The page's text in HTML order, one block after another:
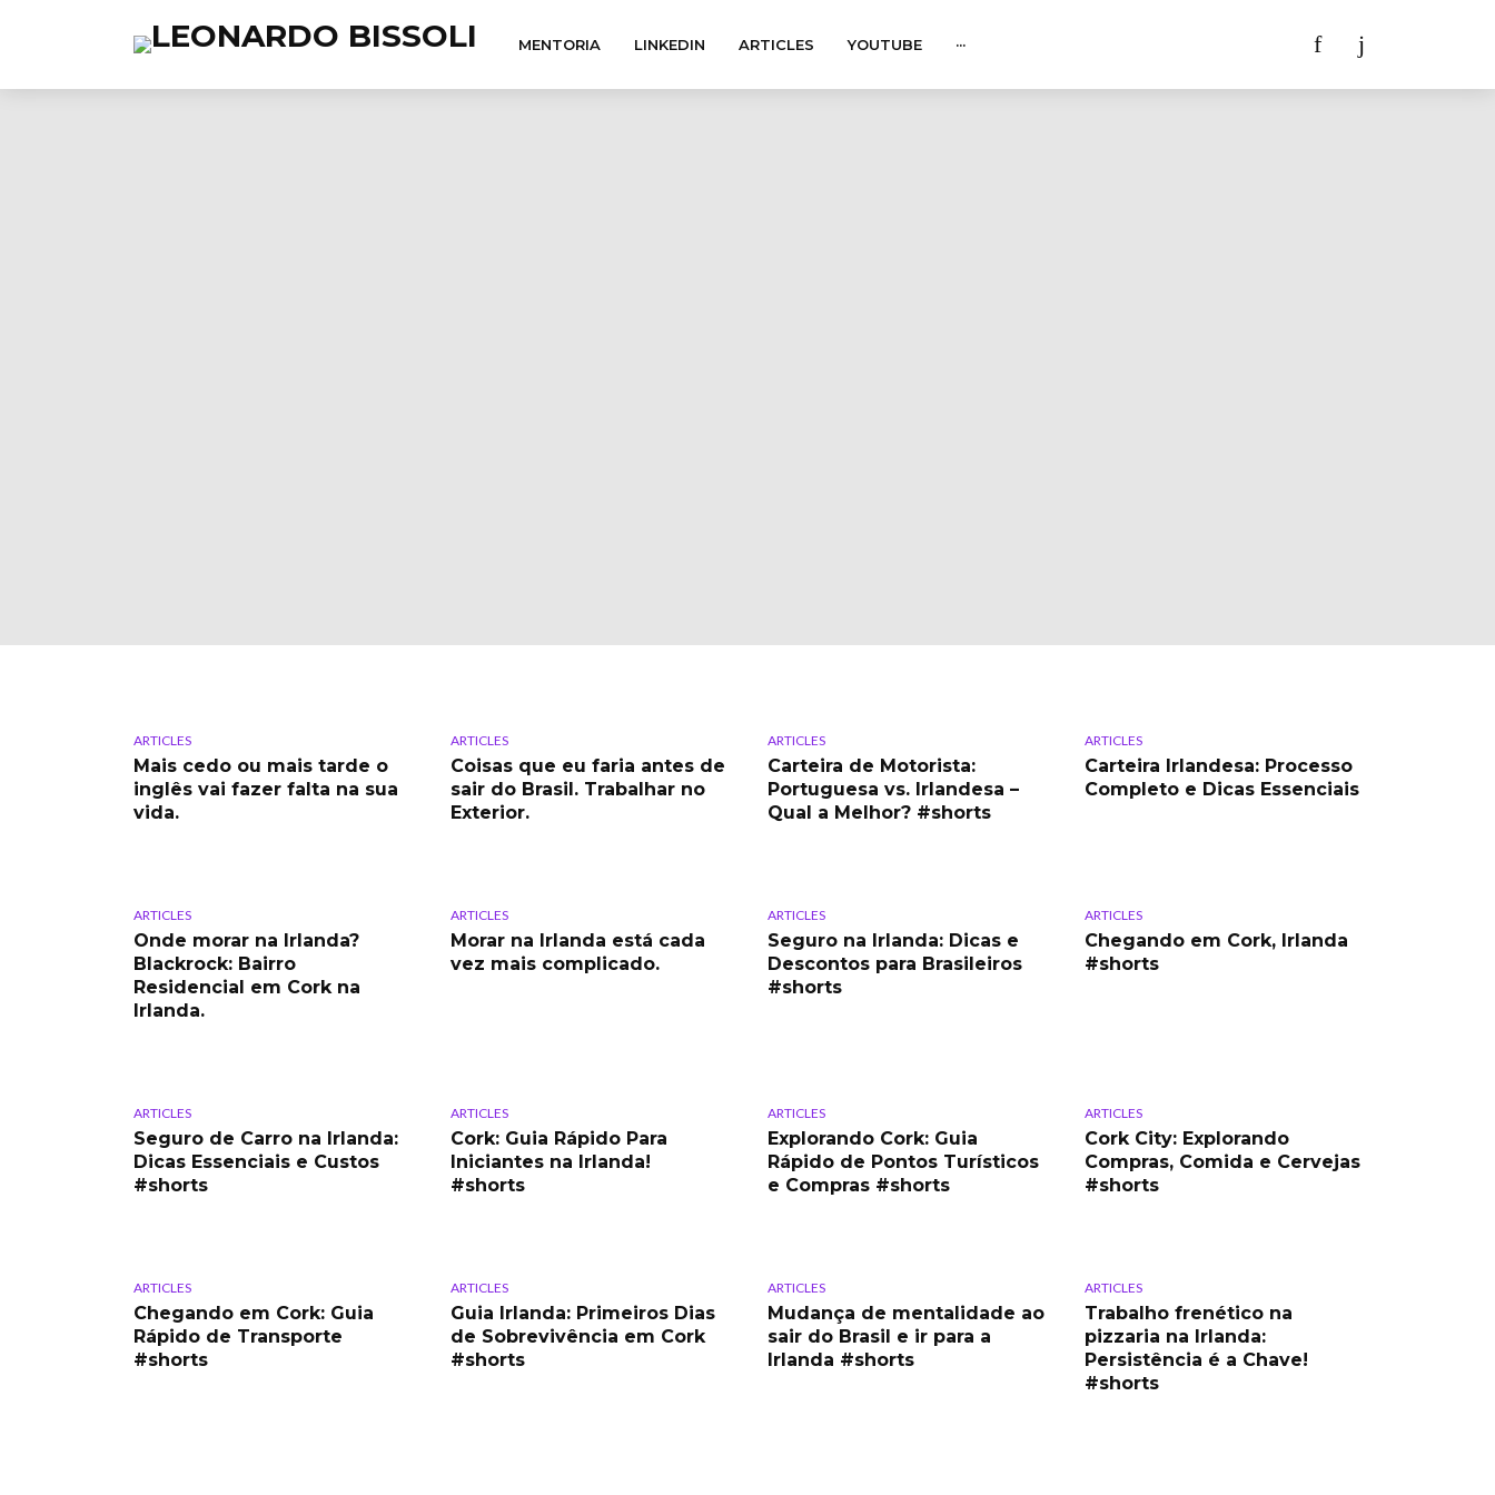
MENTORIA LINKEDIN ARTICLES YOUTUBE ···
ARTICLES
Mais cedo ou mais tarde o
inglês vai fazer falta na sua
vida.
ARTICLES
Coisas que eu faria antes de
sair do Brasil. Trabalhar no
Exterior.
ARTICLES
Carteira de Motorista:
Portuguesa vs. Irlandesa –
Qual a Melhor? #shorts
ARTICLES
Carteira Irlandesa: Processo
Completo e Dicas Essenciais
ARTICLES
Onde morar na Irlanda?
Blackrock: Bairro
Residencial em Cork na
Irlanda.
ARTICLES
Morar na Irlanda está cada
vez mais complicado.
ARTICLES
Seguro na Irlanda: Dicas e
Descontos para Brasileiros
#shorts
ARTICLES
Chegando em Cork, Irlanda
#shorts
ARTICLES
Seguro de Carro na Irlanda:
Dicas Essenciais e Custos
#shorts
ARTICLES
Cork: Guia Rápido Para
Iniciantes na Irlanda!
#shorts
ARTICLES
Explorando Cork: Guia
Rápido de Pontos Turísticos
e Compras #shorts
ARTICLES
Cork City: Explorando
Compras, Comida e Cervejas
#shorts
ARTICLES
Chegando em Cork: Guia
Rápido de Transporte
#shorts
ARTICLES
Guia Irlanda: Primeiros Dias
de Sobrevivência em Cork
#shorts
ARTICLES
Mudança de mentalidade ao
sair do Brasil e ir para a
Irlanda #shorts
ARTICLES
Trabalho frenético na
pizzaria na Irlanda:
Persistência é a Chave!
#shorts